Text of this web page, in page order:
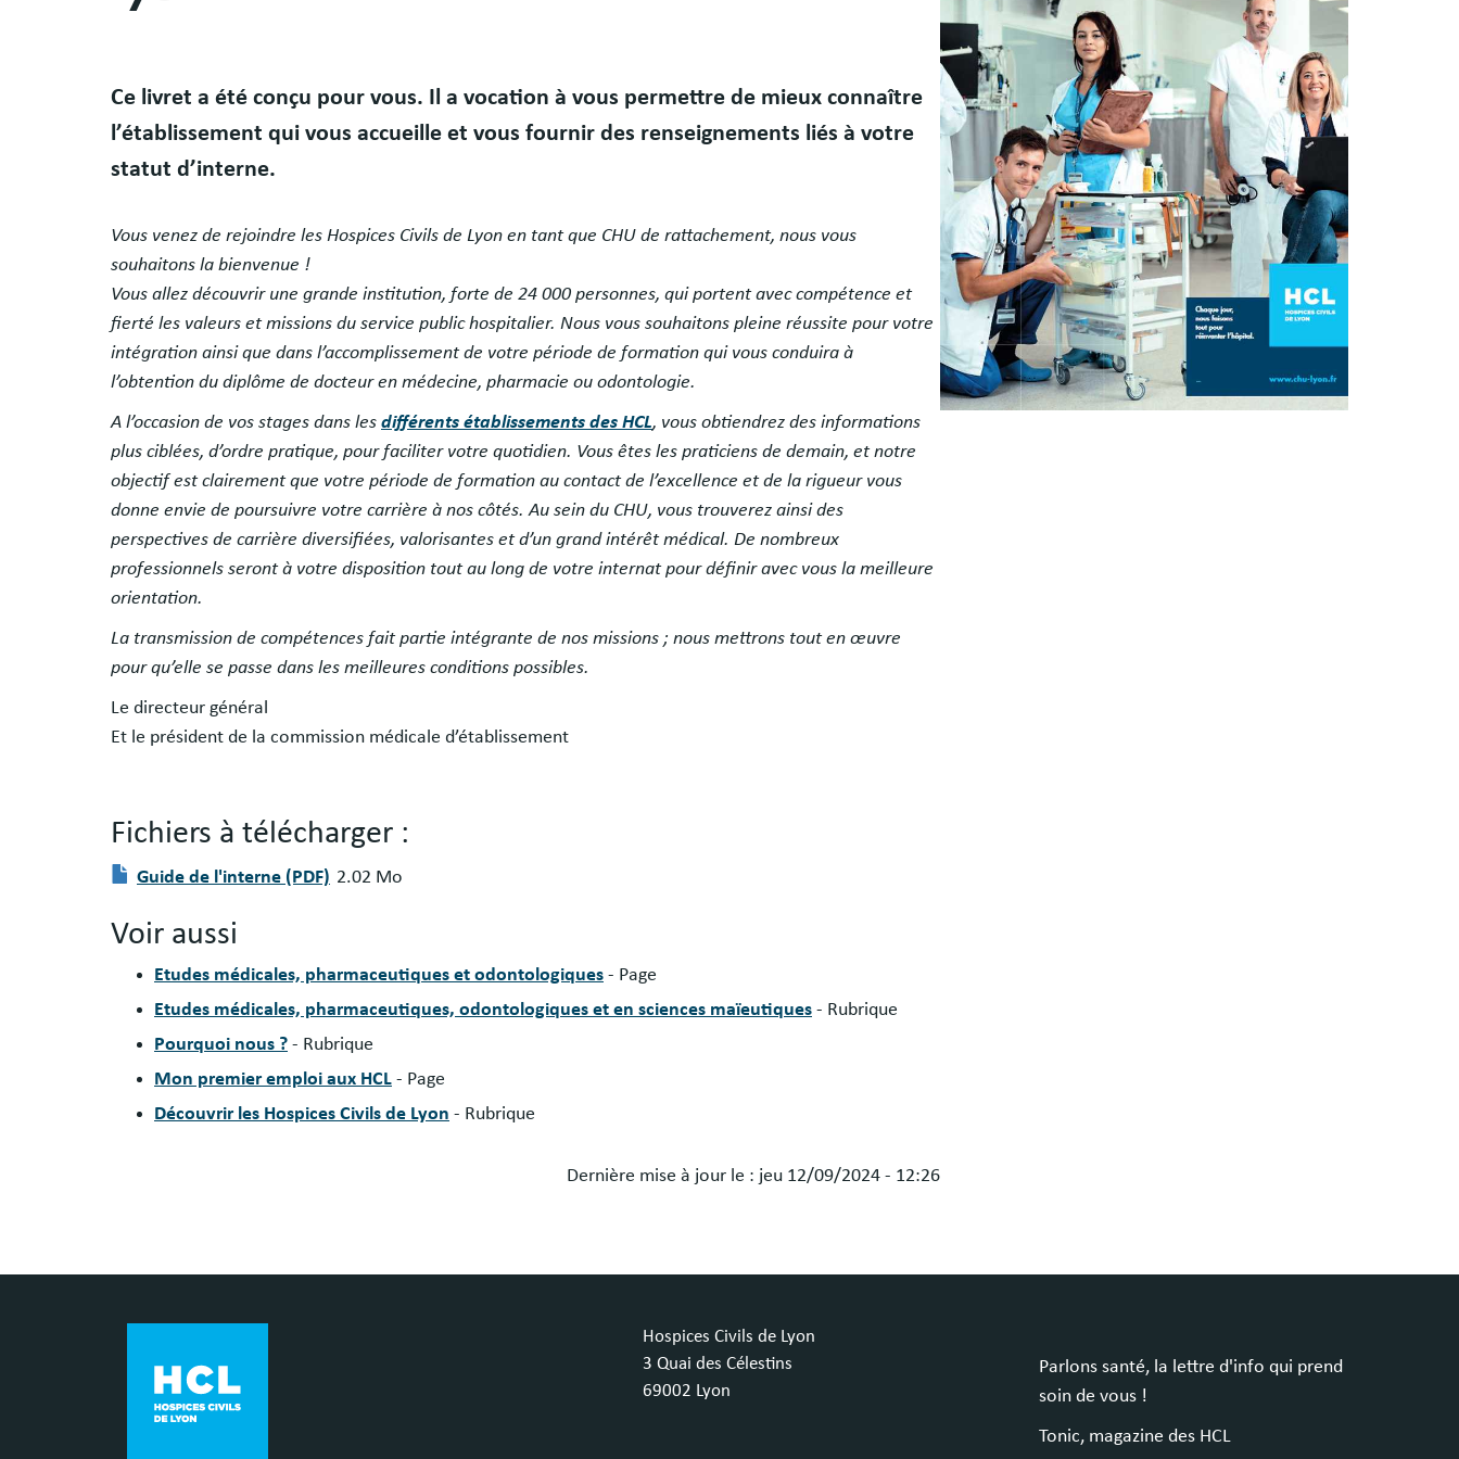
Body
Ce livret a été conçu pour vous. Il a vocation à vous permettre de mieux connaître
l’établissement qui vous accueille et vous fournir des renseignements liés à votre
statut d’interne.
Vous venez de rejoindre les Hospices Civils de Lyon en tant que CHU de rattachement, nous vous
souhaitons la bienvenue !
Vous allez découvrir une grande institution, forte de 24 000 personnes, qui portent avec compétence et
fierté les valeurs et missions du service public hospitalier. Nous vous souhaitons pleine réussite pour votre
intégration ainsi que dans l’accomplissement de votre période de formation qui vous conduira à
l’obtention du diplôme de docteur en médecine, pharmacie ou odontologie.
A l’occasion de vos stages dans les différents établissements des HCL, vous obtiendrez des informations
plus ciblées, d’ordre pratique, pour faciliter votre quotidien. Vous êtes les praticiens de demain, et notre
objectif est clairement que votre période de formation au contact de l’excellence et de la rigueur vous
donne envie de poursuivre votre carrière à nos côtés. Au sein du CHU, vous trouverez ainsi des
perspectives de carrière diversifiées, valorisantes et d’un grand intérêt médical. De nombreux
professionnels seront à votre disposition tout au long de votre internat pour définir avec vous la meilleure
orientation.
La transmission de compétences fait partie intégrante de nos missions ; nous mettrons tout en œuvre
pour qu’elle se passe dans les meilleures conditions possibles.
Le directeur général
Et le président de la commission médicale d’établissement
Fichiers à télécharger :
Fichier(s)
télécharger
Document
Guide de l'interne (PDF) 2.02 Mo
Voir aussi
Etudes médicales, pharmaceutiques et odontologiques - Page
Etudes médicales, pharmaceutiques, odontologiques et en sciences maïeutiques - Rubrique
Pourquoi nous ? - Rubrique
Mon premier emploi aux HCL - Page
Découvrir les Hospices Civils de Lyon - Rubrique
Dernière mise à jour le : jeu 12/09/2024 - 12:26
Hospices Civils de Lyon
3 Quai des Célestins
69002 Lyon
Parlons santé, la lettre d'info qui prend
soin de vous !
Tonic, magazine des HCL